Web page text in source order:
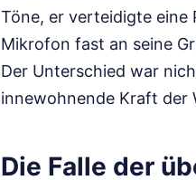
Töne, er verteidigte eine
Mikrofon fast an seine
Der Unterschied war
innewohnende Kraft der
Die Falle der